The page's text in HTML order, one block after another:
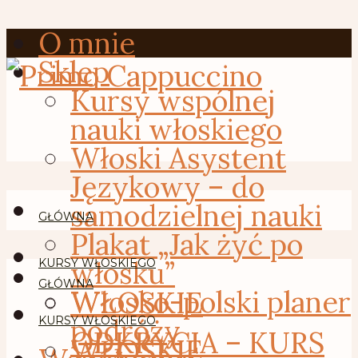
O mnie
Sklep
Kursy wspólnej
nauki włoskiego
Włoski Asystent
Językowy – do
samodzielnej nauki
Plakat „Jak żyć po
włosku”
Włosko-polski planer
podróży
GŁÓWNA
KURSY WŁOSKIEGO
WŁOSKIE
ODKRYCIA – KURS
GŁÓWNA
KURSY WŁOSKIEGO